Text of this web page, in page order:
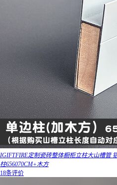
IGIFTFIRE定制瓷砖整体橱柜立柱大山槽管
柱656070CM+木方
18条评价